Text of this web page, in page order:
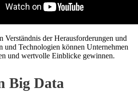
Verständnis der Herausforderungen und
und Technologien können Unternehmen
und wertvolle Einblicke gewinnen.
Big Data